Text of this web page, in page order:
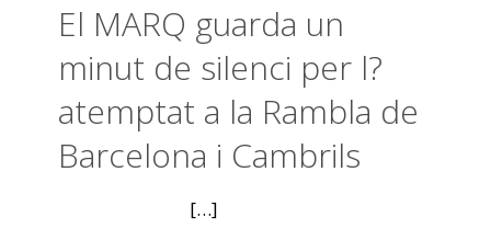
El MARQ guarda un
minut de silenci per l?
atemptat a la Rambla de
Barcelona i Cambrils
[…]